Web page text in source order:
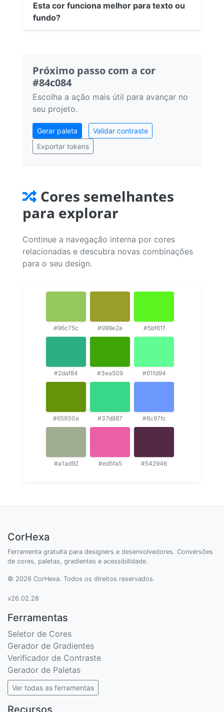
Esta cor funciona melhor para texto ou
fundo?
Próximo passo com a cor
#84c084
Escolha a ação mais útil para avançar no
seu projeto.
Gerar paleta
Validar contraste
Exportar tokens
Cores semelhantes
para explorar
Continue a navegação interna por cores
relacionadas e descubra novas combinações
para o seu design.
#96c75c #999e2a #5bf61f
#2daf84 #3ea509 #61fd94
#65930a #37d887 #6c97fc
#a1ad92 #ed5fa5 #542946
CorHexa
Ferramenta gratuita para designers e desenvolvedores. Conversões
de cores, paletas, gradientes e acessibilidade.
© 2026 CorHexa. Todos os direitos reservados.
v26.02.28
Ferramentas
Seletor de Cores
Gerador de Gradientes
Verificador de Contraste
Gerador de Paletas
Ver todas as ferramentas
Recursos